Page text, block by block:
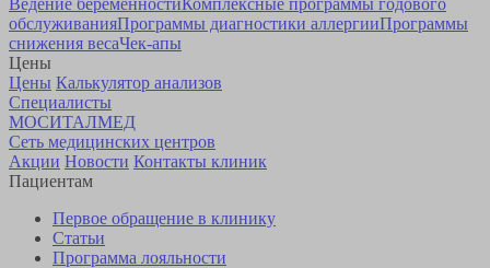
Ведение беременностиКомплексные программы годового
обслуживанияПрограммы диагностики аллергииПрограммы
снижения весаЧек-апы
Цены
Цены Калькулятор анализов
Специалисты
МОСИТАЛМЕД
Сеть медицинских центров
Акции Новости Контакты клиник
Пациентам
Первое обращение в клинику
Статьи
Программа лояльности